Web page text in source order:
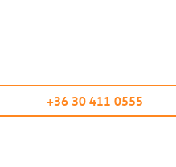
+36 30 411 0555